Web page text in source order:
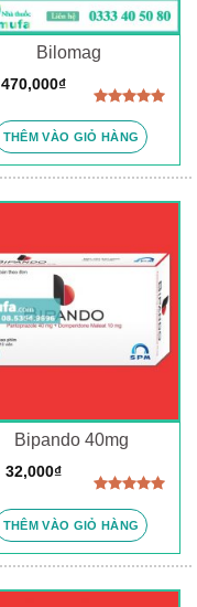
Bilomag
hạng5.00
5 sao
470,000₫
THÊM VÀO GIỎ HÀNG
Bipando 40mg
hạng5.00
5 sao
32,000₫
THÊM VÀO GIỎ HÀNG